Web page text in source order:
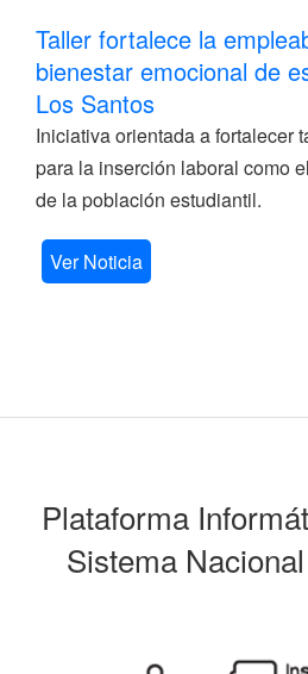
Taller fortalece la
bienestar emocional de
Los Santos
Iniciativa orientada a fortalecer
para la inserción laboral como
de la población estudiantil.
Ver Noticia
Plataforma
Sistema